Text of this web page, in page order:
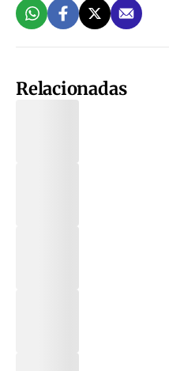
Relacionadas